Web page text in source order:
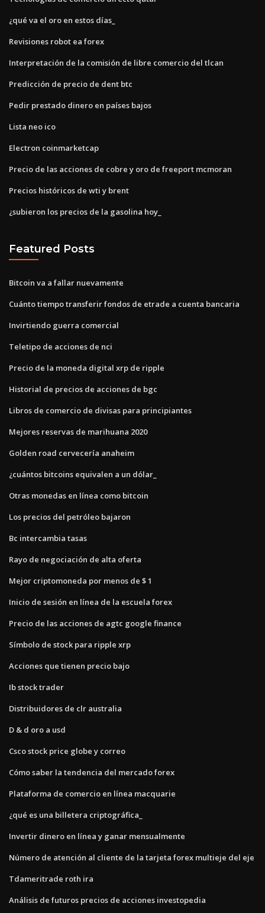
¿qué va el oro en estos días_
Revisiones robot ea forex
Interpretación de la comisión de libre comercio del tlcan
Predicción de precio de dent btc
Pedir prestado dinero en países bajos
Lista neo ico
Electron coinmarketcap
Precio de las acciones de cobre y oro de freeport mcmoran
Precios históricos de wti y brent
¿subieron los precios de la gasolina hoy_
Featured Posts
Bitcoin va a fallar nuevamente
Cuánto tiempo transferir fondos de etrade a cuenta bancaria
Invirtiendo guerra comercial
Teletipo de acciones de nci
Precio de la moneda digital xrp de ripple
Historial de precios de acciones de bgc
Libros de comercio de divisas para principiantes
Mejores reservas de marihuana 2020
Golden road cervecería anaheim
¿cuántos bitcoins equivalen a un dólar_
Otras monedas en línea como bitcoin
Los precios del petróleo bajaron
Bc intercambia tasas
Rayo de negociación de alta oferta
Mejor criptomoneda por menos de $ 1
Inicio de sesión en línea de la escuela forex
Precio de las acciones de agtc google finance
Símbolo de stock para ripple xrp
Acciones que tienen precio bajo
Ib stock trader
Distribuidores de clr australia
D & d oro a usd
Csco stock price globe y correo
Cómo saber la tendencia del mercado forex
Plataforma de comercio en línea macquarie
¿qué es una billetera criptográfica_
Invertir dinero en línea y ganar mensualmente
Número de atención al cliente de la tarjeta forex multieje del eje
Tdameritrade roth ira
Análisis de futuros precios de acciones investopedia